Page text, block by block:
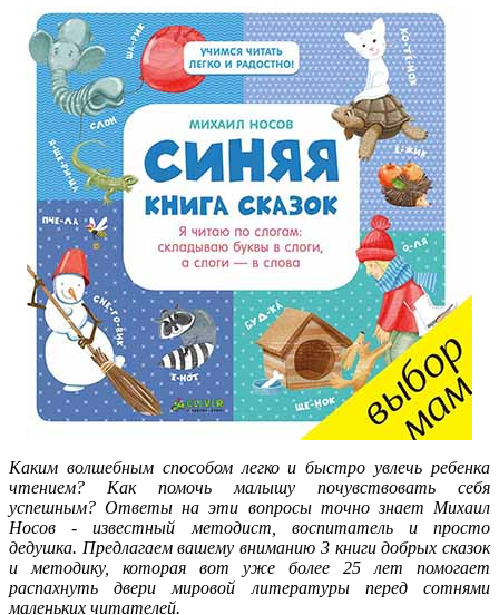
Каким волшебным способом легко и быстро увлечь ребенка
чтением? Как помочь малышу почувствовать себя
успешным? Ответы на эти вопросы точно знает Михаил
Носов - известный методист, воспитатель и просто
дедушка. Предлагаем вашему вниманию 3 книги добрых сказок
и методику, которая вот уже более 25 лет помогает
распахнуть двери мировой литературы перед сотнями
маленьких читателей.